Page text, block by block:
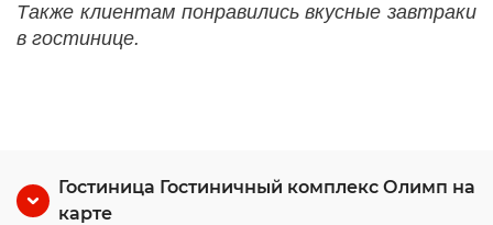
Также клиентам понравились вкусные завтраки
в гостинице.
Гостиница Гостиничный комплекс Олимп на
карте